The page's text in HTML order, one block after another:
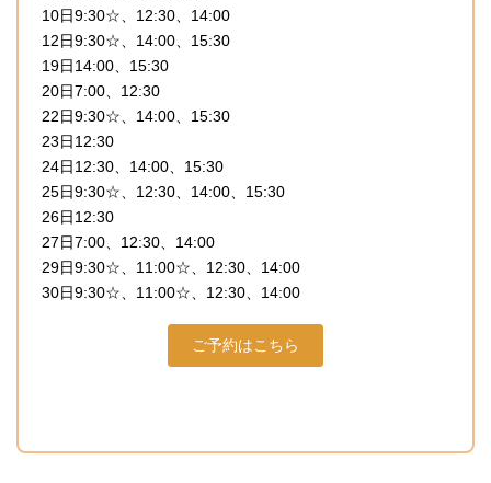
10日9:30☆、12:30、14:00
12日9:30☆、14:00、15:30
19日14:00、15:30
20日7:00、12:30
22日9:30☆、14:00、15:30
23日12:30
24日12:30、14:00、15:30
25日9:30☆、12:30、14:00、15:30
26日12:30
27日7:00、12:30、14:00
29日9:30☆、11:00☆、12:30、14:00
30日9:30☆、11:00☆、12:30、14:00
ご予約はこちら